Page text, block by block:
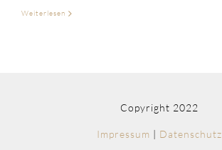
Weiterlesen
Copyright 2022
Impressum | Datenschutz